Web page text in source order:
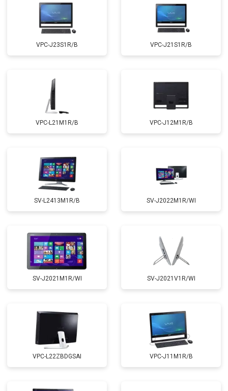
VPC-J23S1R/B VPC-J21S1R/B
VPC-L21M1R/B VPC-J12M1R/B
SV-L2413M1R/B SV-J2022M1R/WI
SV-J2021M1R/WI SV-J2021V1R/WI
VPC-L22ZBDGSAI VPC-J11M1R/B